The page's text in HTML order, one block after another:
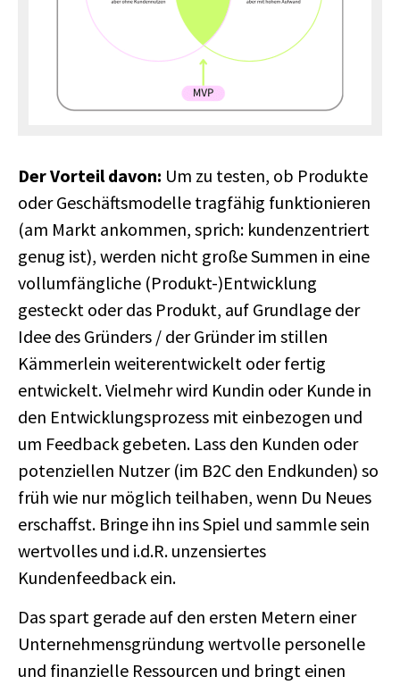
Der Vorteil davon: Um zu testen, ob Produkte
oder Geschäftsmodelle tragfähig funktionieren
(am Markt ankommen, sprich: kundenzentriert
genug ist), werden nicht große Summen in eine
vollumfängliche (Produkt-)Entwicklung
gesteckt oder das Produkt, auf Grundlage der
Idee des Gründers / der Gründer im stillen
Kämmerlein weiterentwickelt oder fertig
entwickelt. Vielmehr wird Kundin oder Kunde in
den Entwicklungsprozess mit einbezogen und
um Feedback gebeten. Lass den Kunden oder
potenziellen Nutzer (im B2C den Endkunden) so
früh wie nur möglich teilhaben, wenn Du Neues
erschaffst. Bringe ihn ins Spiel und sammle sein
wertvolles und i.d.R. unzensiertes
Kundenfeedback ein.
Das spart gerade auf den ersten Metern einer
Unternehmensgründung wertvolle personelle
und finanzielle Ressourcen und bringt einen